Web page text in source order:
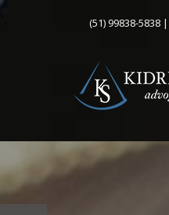
(51) 99838-5838 |